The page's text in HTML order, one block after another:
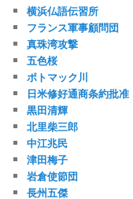
横浜仏語伝習所
フランス軍事顧問団
真珠湾攻撃
五色桜
ポトマック川
日米修好通商条約批准
黒田清輝
北里柴三郎
中江兆民
津田梅子
岩倉使節団
長州五傑